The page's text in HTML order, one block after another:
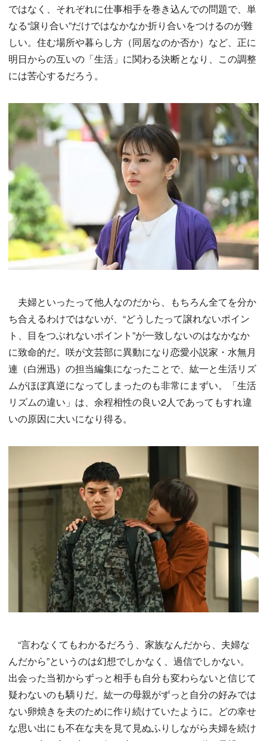
ではなく、それぞれに仕事相手を巻き込んでの問題で、単
なる“譲り合い”だけではなかなか折り合いをつけるのが難
しい。住む場所や暮らし方（同居なのか否か）など、正に
明日からの互いの「生活」に関わる決断となり、この調整
には苦心するだろう。
夫婦といったって他人なのだから、もちろん全てを分か
ち合えるわけではないが、“どうしたって譲れないポイン
ト、目をつぶれないポイント”が一致しないのはなかなか
に致命的だ。咲が文芸部に異動になり恋愛小説家・水無月
連（白洲迅）の担当編集になったことで、紘一と生活リズ
ムがほぼ真逆になってしまったのも非常にまずい。「生活
リズムの違い」は、余程相性の良い2人であってもすれ違
いの原因に大いになり得る。
“言わなくてもわかるだろう、家族なんだから、夫婦な
んだから”というのは幻想でしかなく、過信でしかない。
出会った当初からずっと相手も自分も変わらないと信じて
疑わないのも驕りだ。紘一の母親がずっと自分の好みでは
ない卵焼きを夫のために作り続けていたように。どの幸せ
な思い出にも不在な夫を見て見ぬふりしながら夫婦を続け